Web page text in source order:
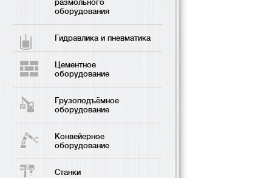
размольного
оборудования
Гидравлика и пневматика
Цементное
оборудование
Грузоподъёмное
оборудование
Конвейерное
оборудование
Станки